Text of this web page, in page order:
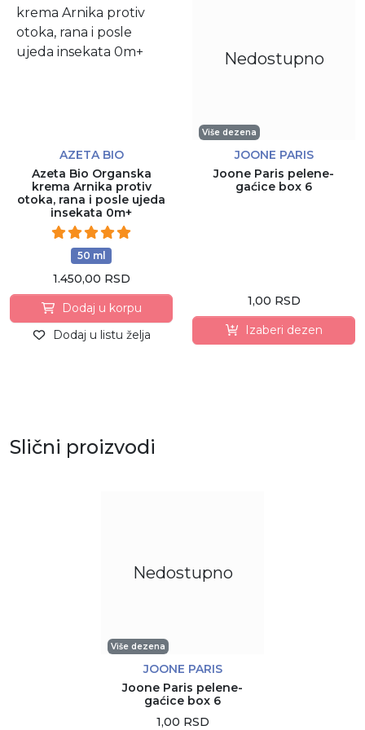
AZETA BIO
Azeta Bio Organska
krema Arnika protiv
otoka, rana i posle ujeda
insekata 0m+
50 ml
1.450,00 RSD
Dodaj u korpu
Dodaj u listu želja
Nedostupno
Više dezena
JOONE PARIS
Joone Paris pelene-
gaćice box 6
1,00 RSD
Izaberi dezen
Slični proizvodi
Nedostupno
Više dezena
JOONE PARIS
Joone Paris pelene-
gaćice box 6
1,00 RSD